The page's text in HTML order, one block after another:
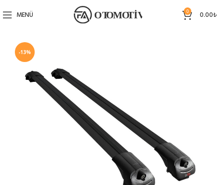
MENÜ 0 0.00₺
-13%